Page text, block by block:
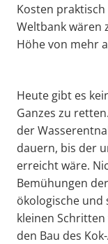
Kosten
Weltbank wären
Höhe von mehr
Heute gibt es
Ganzes zu
der
dauern, bis der
erreicht wäre.
Bemühungen
ökologische
kleinen
den Bau des